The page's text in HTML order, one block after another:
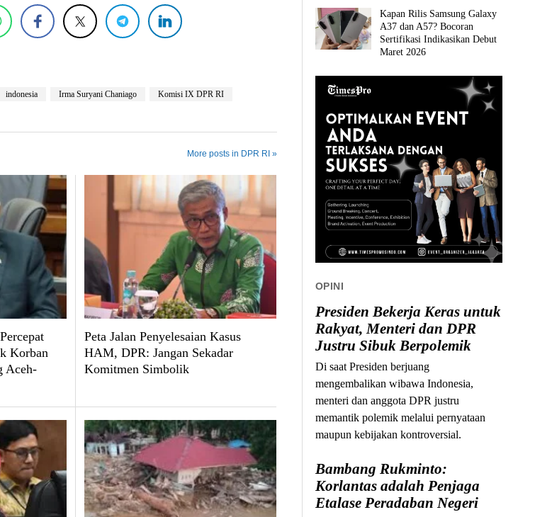
indonesia Irma Suryani Chaniago
Komisi IX DPR RI
More posts in DPR RI »
Korban
Aceh-
Peta Jalan Penyelesaian Kasus
HAM, DPR: Jangan Sekadar
Komitmen Simbolik
Kapan Rilis Samsung Galaxy
A37 dan A57? Bocoran
Sertifikasi Indikasikan Debut
Maret 2026
OPINI
Presiden Bekerja Keras untuk
Rakyat, Menteri dan DPR
Justru Sibuk Berpolemik
Di saat Presiden berjuang
mengembalikan wibawa Indonesia,
menteri dan anggota DPR justru
memantik polemik melalui pernyataan
maupun kebijakan kontroversial.
Bambang Rukminto:
Korlantas adalah Penjaga
Etalase Peradaban Negeri